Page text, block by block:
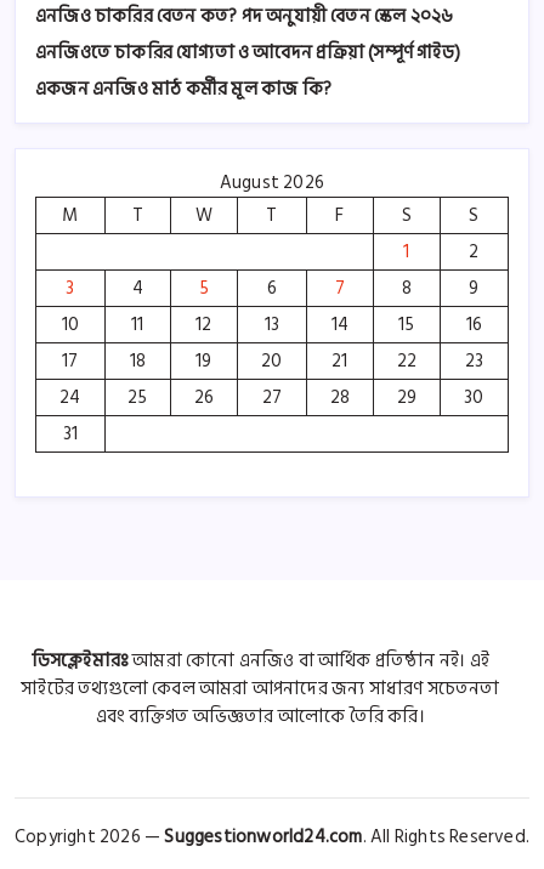
এনজিও চাকরির বেতন কত? পদ অনুযায়ী বেতন স্কেল ২০২৬
এনজিওতে চাকরির যোগ্যতা ও আবেদন প্রক্রিয়া (সম্পূর্ণ গাইড)
একজন এনজিও মাঠ কর্মীর মূল কাজ কি?
August 2026
M
T W T F S
S
1
2
3
4 5 6 7 8
9
10
11 12 13 14 15
16
17
18 19 20 21 22
23
24
25 26 27 28 29
30
31
ডিসক্লেইমারঃআমরা কোনো এনজিও বা আর্থিক প্রতিষ্ঠান নই। এই
সাইটের তথ্যগুলো কেবল আমরা আপনাদের জন্য সাধারণ সচেতনতা
এবং ব্যক্তিগত অভিজ্ঞতার আলোকে তৈরি করি।
Copyright 2026 —Suggestionworld24.com. All Rights Reserved.